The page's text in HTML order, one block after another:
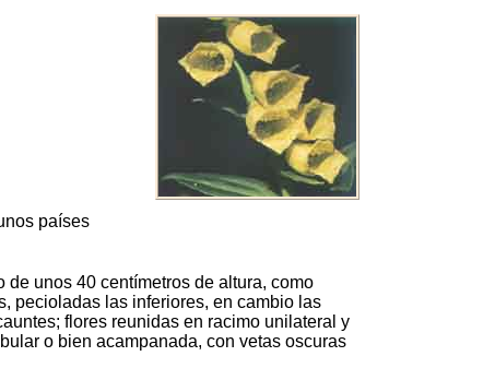
países
unos 40 centímetros de altura, como
pecioladas las inferiores, en cambio las
flores reunidas en racimo unilateral y
o bien acampanada, con vetas oscuras